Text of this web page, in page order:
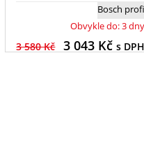
Bosch profi
Obvykle do: 3 dny
3 580 Kč 3 043Kč s DPH